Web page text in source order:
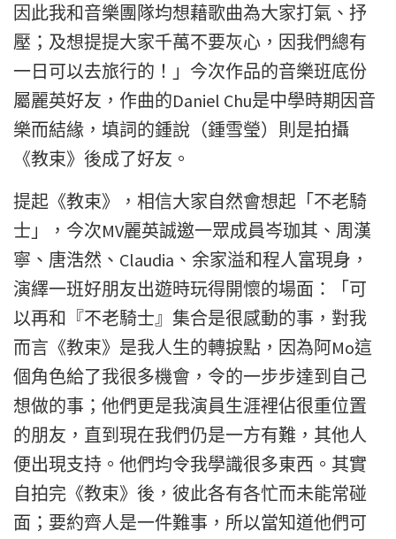
因此我和音樂團隊均想藉歌曲為大家打氣、抒
壓；及想提提大家千萬不要灰心，因我們總有
一日可以去旅行的！」今次作品的音樂班底份
屬麗英好友，作曲的Daniel Chu是中學時期因音
樂而結緣，填詞的鍾說（鍾雪瑩）則是拍攝
《教束》後成了好友。
提起《教束》，相信大家自然會想起「不老騎
士」，今次MV麗英誠邀一眾成員岑珈其、周漢
寧、唐浩然、Claudia、余家溢和程人富現身，
演繹一班好朋友出遊時玩得開懷的場面：「可
以再和『不老騎士』集合是很感動的事，對我
而言《教束》是我人生的轉捩點，因為阿Mo這
個角色給了我很多機會，令的一步步達到自己
想做的事；他們更是我演員生涯裡佔很重位置
的朋友，直到現在我們仍是一方有難，其他人
便出現支持。他們均令我學識很多東西。其實
自拍完《教束》後，彼此各有各忙而未能常碰
面；要約齊人是一件難事，所以當知道他們可